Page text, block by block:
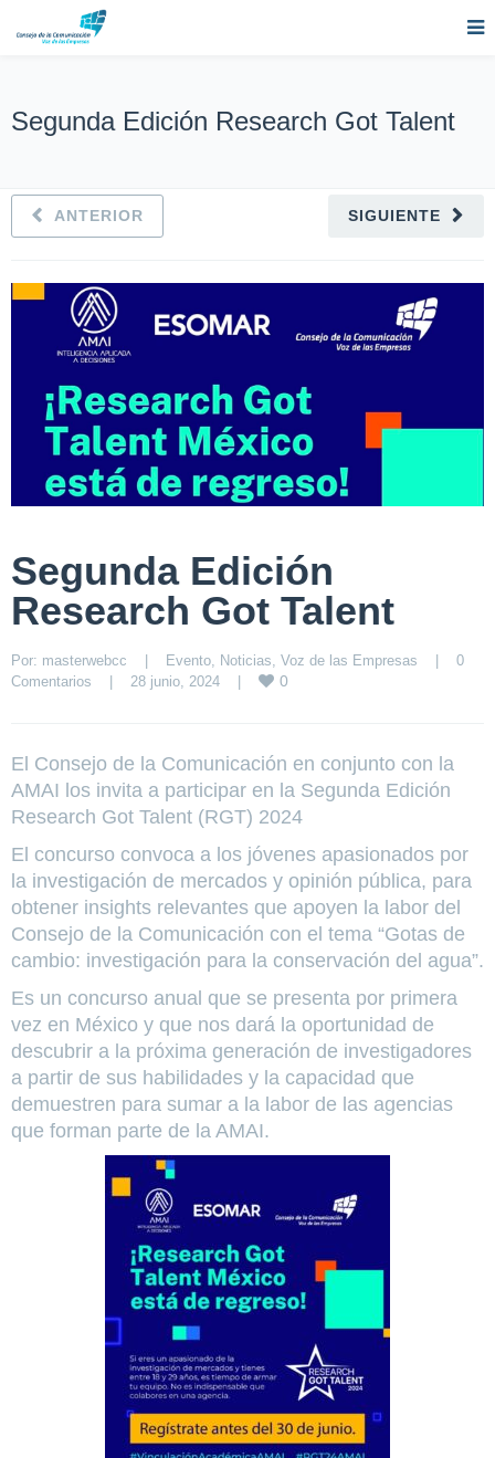
Segunda Edición Research Got Talent
SIGUIENTE
ANTERIOR
Segunda Edición
Research Got Talent
Por: masterwebcc | Evento Noticias Voz de las Empresas |
0
Comentarios
| 28 junio, 2024 | 0
El Consejo de la Comunicación en conjunto con la
AMAI los invita a participar en la Segunda Edición
Research Got Talent (RGT) 2024
El concurso convoca a los jóvenes apasionados por
la investigación de mercados y opinión pública, para
obtener insights relevantes que apoyen la labor del
Consejo de la Comunicación con el tema “Gotas de
cambio: investigación para la conservación del agua”.
Es un concurso anual que se presenta por primera
vez en México y que nos dará la oportunidad de
descubrir a la próxima generación de investigadores
a partir de sus habilidades y la capacidad que
demuestren para sumar a la labor de las agencias
que forman parte de la AMAI.